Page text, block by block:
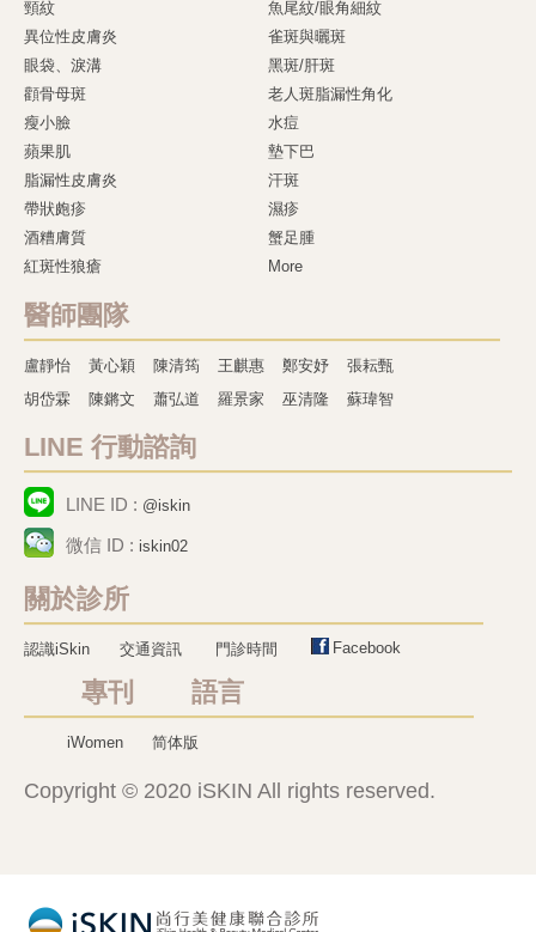
頸紋
魚尾紋/眼角細紋
異位性皮膚炎
雀斑與曬斑
眼袋、淚溝
黑斑/肝斑
顴骨母斑
老人斑脂漏性角化
瘦小臉
水痘
蘋果肌
墊下巴
脂漏性皮膚炎
汗斑
帶狀皰疹
濕疹
酒糟膚質
蟹足腫
紅斑性狼瘡
More
醫師團隊
盧靜怡 黃心穎 陳清筠 王麒惠 鄭安妤
張耘甄
胡岱霖
陳鏘文 蕭弘道 羅景家 巫清隆 蘇瑋智
LINE 行動諮詢
LINE ID : @iskin
微信 ID : iskin02
關於診所
認識iSkin 交通資訊 門診時間 Facebook
專刊 語言
iWomen 简体版
Copyright © 2020 iSKIN All rights reserved.